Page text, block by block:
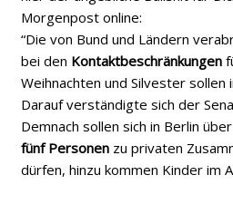
Morgenpost online:
“Die von Bund und Ländern
bei den Kontaktbeschränkungen
Weihnachten und Silvester sollen
Darauf verständigte sich der
Demnach sollen sich in Berlin
fünf Personen zu privaten
dürfen, hinzu kommen Kinder im